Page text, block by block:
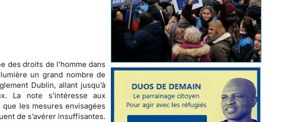
des droits de l’homme dans
lumière ungrand nombre de
Dublin, allant jusqu’à
La note s’intéresse aux
les mesures envisagées
de s’avérer insuffisantes.